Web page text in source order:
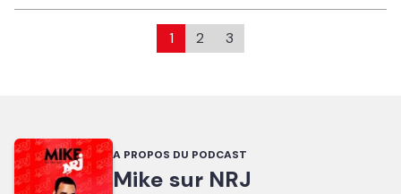
1 2 3
A PROPOS DU PODCAST
Mike sur NRJ